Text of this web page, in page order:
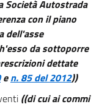
Società Autostrada
con il piano
dell'asse
da sottoporre
dettate
en. 85 del 2012))
((di cui ai commi